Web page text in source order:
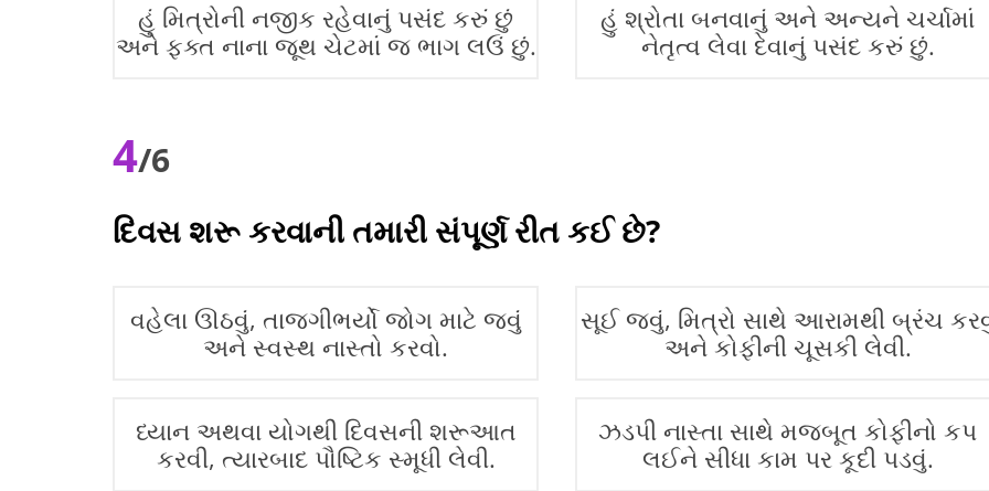
હું મિત્રોની નજીક રહેવાનું પસંદ કરું છું
અને ફક્ત નાના જૂથ ચેટમાં જ ભાગ લઉં છું.
હું શ્રોતા બનવાનું અને અન્યને ચર્ચામાં
નેતૃત્વ લેવા દેવાનું પસંદ કરું છું.
4/6
દિવસ શરૂ કરવાની તમારી સંપૂર્ણ રીત કઈ છે?
વહેલા ઊઠવું, તાજગીભર્યો જોગ માટે જવું
અને સ્વસ્થ નાસ્તો કરવો.
સૂઈ જવું, મિત્રો સાથે આરામથી બ્રંચ
અને કોફીની ચૂસકી લેવી.
ધ્યાન અથવા યોગથી દિવસની શરૂઆત
કરવી, ત્યારબાદ પૌષ્ટિક સ્મૂધી લેવી.
ઝડપી નાસ્તા સાથે મજબૂત કોફીનો કપ
લઈને સીધા કામ પર કૂદી પડવું.